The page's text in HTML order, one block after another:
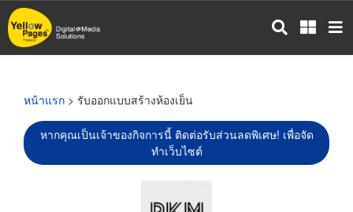
ข้าม
ไป
หน้าแรก > รับออกแบบสร้างห้องเย็น
หากคุณเป็นเจ้าของกิจการนี้ ติดต่อรับส่วนลดพิเศษ! เพื่อจัด
ทำเว็บไซต์